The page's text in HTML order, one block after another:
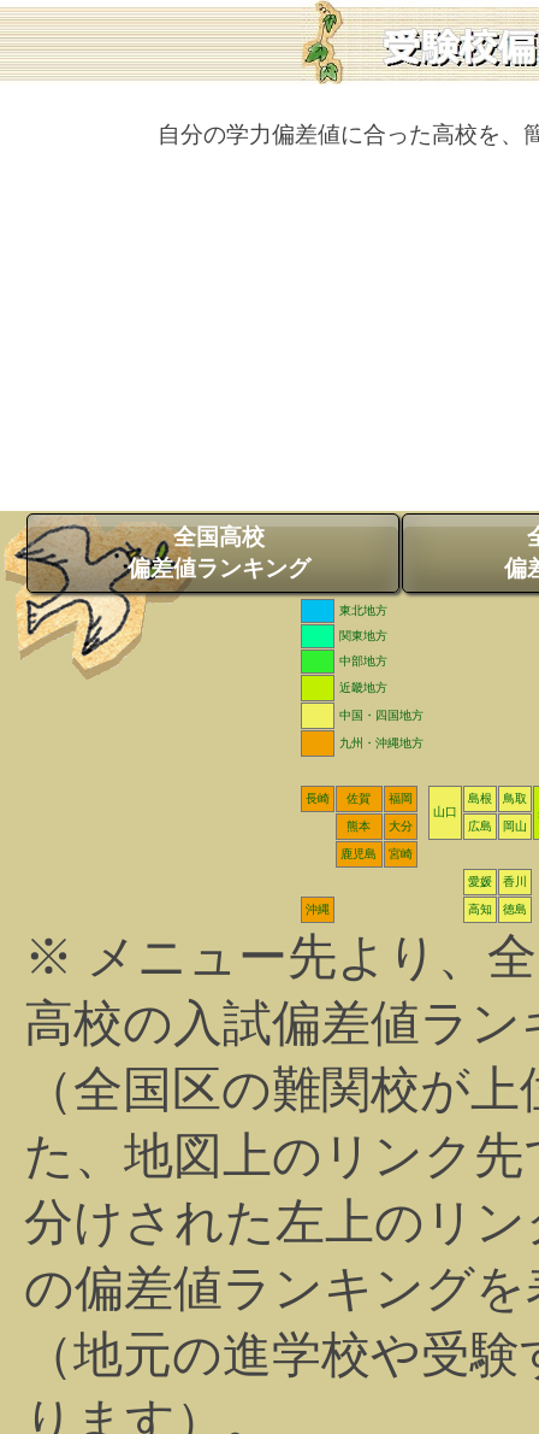
自分の学力偏差値に合った高校を、
全国高校
偏差値ランキング
偏
東北地方
関東地方
中部地方
近畿地方
中国・四国地方
九州・沖縄地方
長崎 佐賀
福岡
山口
島根
鳥取
熊本
大分 広島 岡山
鹿児島 宮崎
愛媛 香川
沖縄 高知 徳島
※ メニュー先より、
高校の入試偏差値ラ
（全国区の難関校が
た、地図上のリンク
分けされた左上のリ
の偏差値ランキング
（地元の進学校や受
ります）。